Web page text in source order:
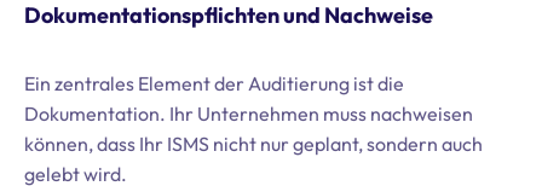
Dokumentationspflichten und Nachweise
Ein zentrales Element der Auditierung ist die
Dokumentation. Ihr Unternehmen muss nachweisen
können, dass Ihr ISMS nicht nur geplant, sondern auch
gelebt wird.